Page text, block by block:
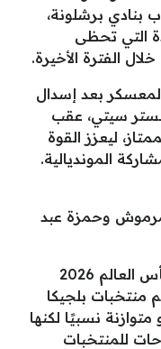
برشلونة،
التي تحظى
الفترة الأخيرة.
بعد إسدال
سيتي، عقب
ليعزز القوة
المونديالية.
وحمزة عبد
ويخوض منتخب مصر منافسات كأس العالم 2026
منتخبات بلجيكا
نسبيًا لكنها
للمنتخبات